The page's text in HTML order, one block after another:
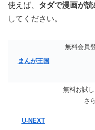
使えば、 タダで漫画が読
してください。
まんが王国
無料会員
U-NEXT
無料お試
さ